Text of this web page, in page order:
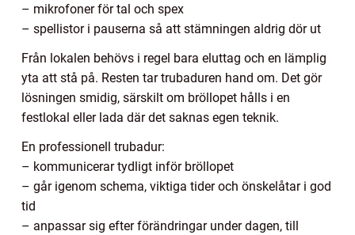
– mikrofoner för tal och spex
– spellistor i pauserna så att stämningen aldrig dör ut
Från lokalen behövs i regel bara eluttag och en lämplig
yta att stå på. Resten tar trubaduren hand om. Det gör
lösningen smidig, särskilt om bröllopet hålls i en
festlokal eller lada där det saknas egen teknik.
En professionell trubadur:
– kommunicerar tydligt inför bröllopet
– går igenom schema, viktiga tider och önskelåtar i god
tid
– anpassar sig efter förändringar under dagen, till